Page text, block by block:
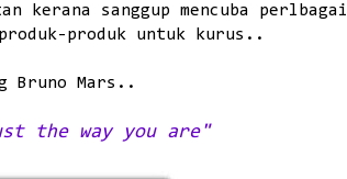
kerana sanggup mencuba perlbagai
produk untuk kurus..
Bruno Mars..
the way you are"